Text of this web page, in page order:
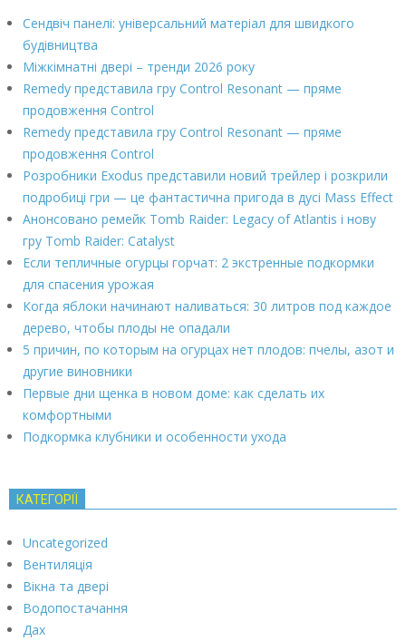
Сендвіч панелі: універсальний матеріал для швидкого
будівництва
Міжкімнатні двері – тренди 2026 року
Remedy представила гру Control Resonant — пряме
продовження Control
Remedy представила гру Control Resonant — пряме
продовження Control
Розробники Exodus представили новий трейлер і розкрили
подробиці гри — це фантастична пригода в дусі Mass Effect
Анонсовано ремейк Tomb Raider: Legacy of Atlantis і нову
гру Tomb Raider: Catalyst
Если тепличные огурцы горчат: 2 экстренные подкормки
для спасения урожая
Когда яблоки начинают наливаться: 30 литров под каждое
дерево, чтобы плоды не опадали
5 причин, по которым на огурцах нет плодов: пчелы, азот и
другие виновники
Первые дни щенка в новом доме: как сделать их
комфортными
Подкормка клубники и особенности ухода
КАТЕГОРІЇ
Uncategorized
Вентиляція
Вікна та двері
Водопостачання
Дах